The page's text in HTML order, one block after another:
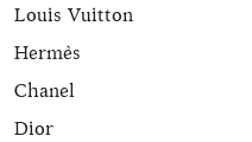
Louis Vuitton
Hermès
Chanel
Dior